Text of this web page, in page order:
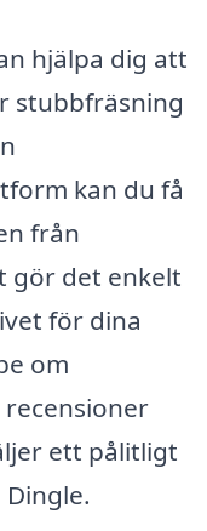
hjälpa dig att
stubbfräsning
kan du få
från
gör det enkelt
för dina
om
ett pålitligt